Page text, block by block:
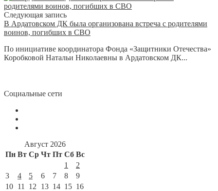
Следующая запись
В Ардатовском ДК была организована встреча с родителями
воинов, погибших в СВО
По инициативе координатора Фонда «Защитники Отечества»
Коробковой Натальи Николаевны в Ардатовском ДК...
Социальные сети
Август 2026
Пн Вт Ср Чт Пт Сб Вс
1
2
3
4 5 6 7 8
9
10 11 12 13 14 15 16